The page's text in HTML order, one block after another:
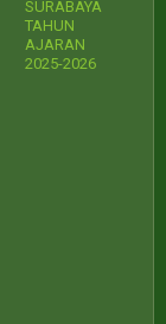
SURABAYA
TAHUN
AJARAN
2025-2026